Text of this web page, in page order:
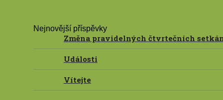
Nejnovější příspěvky
Změna pravidelných čtvrtečních
Události
Vítejte